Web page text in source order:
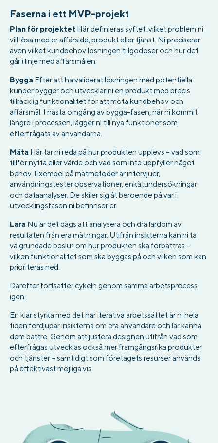
Faserna i ett MVP-projekt
Plan för projektet Här definieras syftet: vilket problem ni
vill lösa med er affärsidé, produkt eller tjänst. Ni preciserar
även vilket kundbehov lösningen tillgodoser och hur det
går i linje med affärsmålen.
Bygga Efter att ha validerat lösningen med potentiella
kunder bygger och utvecklar ni en produkt med precis
tillräcklig funktionalitet för att möta kundbehov och
affärsmål. I nästa omgång av bygga-fasen, när ni kommit
längre i processen, lägger ni till nya funktioner som
efterfrågats av användarna.
Mäta Här tar ni reda på hur produkten upplevs – vad som
tillför nytta eller värde och vad som inte uppfyller något
behov. Exempel på mätmetoder är intervjuer,
användningstester observationer, enkätundersökningar
och dataanalyser. De skiler sig åt beroende på var i
utvecklingsfasen ni befinnser er.
Lära Nu är det dags att analysera och dra lärdom av
resultaten från era mätningar. Utifrån insikterna kan ni ta
välgrundade beslut om hur produkten ska förbättras –
vilken funktionalitet som ska byggas på och vilken som kan
prioriteras ned.
Därefter fortsätter cykeln genom samma arbetsprocess
igen.
En klar styrka med det här iterativa arbetssättet är ni hela
tiden fördjupar insikterna om era användare och lär känna
dem bättre. Genom att justera designen utifrån vad som
efterfrågas utvecklas också mer framgångsrika produkter
och tjänster – samtidigt som företagets resurser används
på effektivast möjliga vis